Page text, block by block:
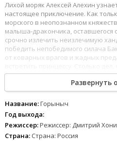
Лихой моряк Алексей Алехин
настоящее приключение. Как
морского в неопознанном
малыша-дракончика, оставшегося
срочно излечить неизлечимую
победить непобедимого силача
от коварных врагов и жадных
В опасных приключениях моряку
друг - маленький дракон Горыныч,
мамой. Но друзей ждет огромный
хорошем качестве 720 и 1080p
отличным дублированным
Развернуть
Название:Горыныч
Год выхода:
Режиссер:Режиссер: Дмитрий
Страна: Страна: Россия